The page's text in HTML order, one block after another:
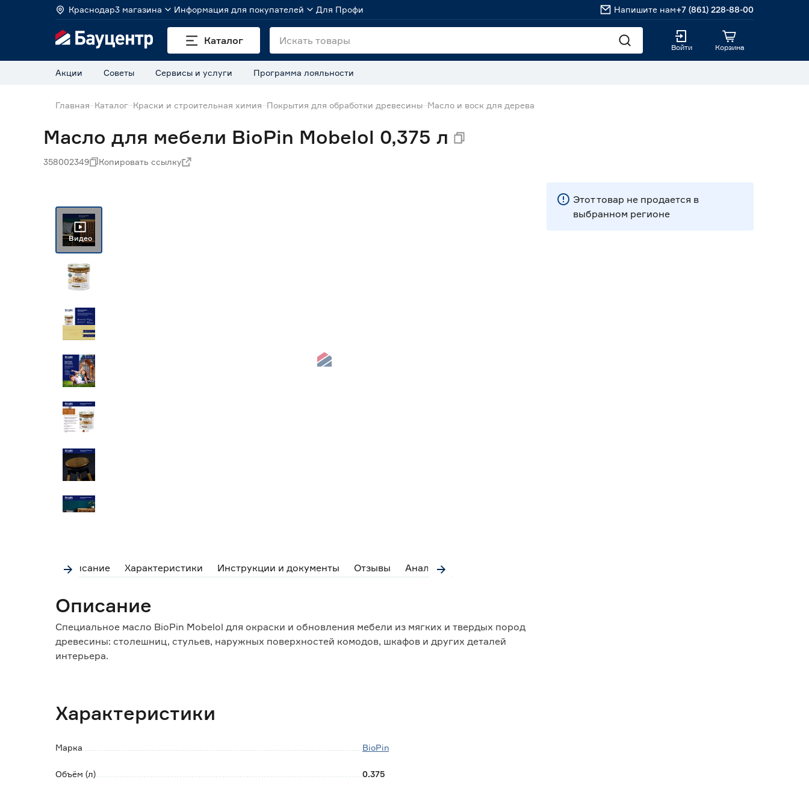
Краснодар3 магазина Информация для покупателей Для Профи Напишите нам+7 (861) 228-88-00
Каталог
Войти Корзина
Акции Советы Сервисы и услуги Программа лояльности
Главная Каталог Краски и строительная химия Покрытия для обработки древесины Масло и воск для дерева
Масло для мебели BioPin Mobelol 0,375 л
358002349 Копировать ссылку
Видео
Описание Характеристики Инструкции и документы Отзывы Аналоги
Описание
Специальное масло BioPin Mobelol для окраски и обновления мебели из мягких и твердых пород
древесины: столешниц, стульев, наружных поверхностей комодов, шкафов и других деталей
интерьера.
Состоит из натуральных масел и смол.
Подчеркивает и проявляет текстуру дерева.
красное вино и т.д.).
Характеристики
Марка BioPin
Объём (л) 0.375
Этот товар не продается в
выбранном регионе